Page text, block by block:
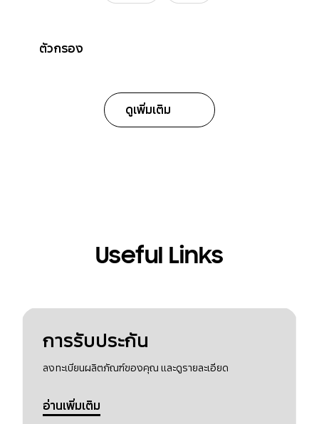
ตัวกรอง
ดูเพิ่มเติม
Useful Links
การรับประกัน
ลงทะเบียนผลิตภัณฑ์ของคุณ และดูรายละเอียด
อ่านเพิ่มเติม